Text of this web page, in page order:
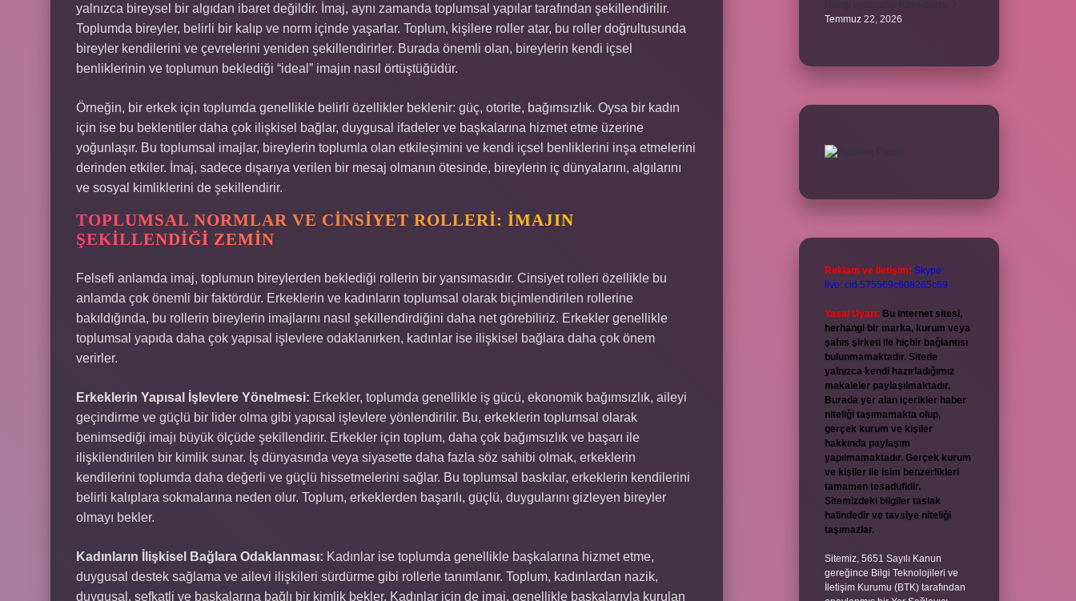
yalnızca bireysel bir algıdan ibaret değildir. İmaj, aynı zamanda toplumsal yapılar tarafından şekillendirilir.
Toplumda bireyler, belirli bir kalıp ve norm içinde yaşarlar. Toplum, kişilere roller atar, bu roller doğrultusunda
bireyler kendilerini ve çevrelerini yeniden şekillendirirler. Burada önemli olan, bireylerin kendi içsel
benliklerinin ve toplumun beklediği “ideal” imajın nasıl örtüştüğüdür.
Örneğin, bir erkek için toplumda genellikle belirli özellikler beklenir: güç, otorite, bağımsızlık. Oysa bir kadın
için ise bu beklentiler daha çok ilişkisel bağlar, duygusal ifadeler ve başkalarına hizmet etme üzerine
yoğunlaşır. Bu toplumsal imajlar, bireylerin toplumla olan etkileşimini ve kendi içsel benliklerini inşa etmelerini
derinden etkiler. İmaj, sadece dışarıya verilen bir mesaj olmanın ötesinde, bireylerin iç dünyalarını, algılarını
ve sosyal kimliklerini de şekillendirir.
TOPLUMSAL NORMLAR VE CINSIYET ROLLERI: İMAJIN
ŞEKILLENDIĞI ZEMIN
Felsefi anlamda imaj, toplumun bireylerden beklediği rollerin bir yansımasıdır. Cinsiyet rolleri özellikle bu
anlamda çok önemli bir faktördür. Erkeklerin ve kadınların toplumsal olarak biçimlendirilen rollerine
bakıldığında, bu rollerin bireylerin imajlarını nasıl şekillendirdiğini daha net görebiliriz. Erkekler genellikle
toplumsal yapıda daha çok yapısal işlevlere odaklanırken, kadınlar ise ilişkisel bağlara daha çok önem
verirler.
Erkeklerin Yapısal İşlevlere Yönelmesi: Erkekler, toplumda genellikle iş gücü, ekonomik bağımsızlık, aileyi
geçindirme ve güçlü bir lider olma gibi yapısal işlevlere yönlendirilir. Bu, erkeklerin toplumsal olarak
benimsediği imajı büyük ölçüde şekillendirir. Erkekler için toplum, daha çok bağımsızlık ve başarı ile
ilişkilendirilen bir kimlik sunar. İş dünyasında veya siyasette daha fazla söz sahibi olmak, erkeklerin
kendilerini toplumda daha değerli ve güçlü hissetmelerini sağlar. Bu toplumsal baskılar, erkeklerin kendilerini
belirli kalıplara sokmalarına neden olur. Toplum, erkeklerden başarılı, güçlü, duygularını gizleyen bireyler
olmayı bekler.
Kadınların İlişkisel Bağlara Odaklanması: Kadınlar ise toplumda genellikle başkalarına hizmet etme,
duygusal destek sağlama ve ailevi ilişkileri sürdürme gibi rollerle tanımlanır. Toplum, kadınlardan nazik,
duygusal, şefkatli ve başkalarına bağlı bir kimlik bekler. Kadınlar için de imaj, genellikle başkalarıyla kurulan
Temmuz 22, 2026
Reklam ve İletişim: Skype:
live:.cid.575569c608265c69
Yasal Uyarı: Bu internet sitesi,
herhangi bir marka, kurum veya
şahıs şirketi ile hiçbir bağlantısı
bulunmamaktadır. Sitede
yalnızca kendi hazırladığımız
makaleler paylaşılmaktadır.
Burada yer alan içerikler haber
niteliği taşımamakta olup,
gerçek kurum ve kişiler
hakkında paylaşım
yapılmamaktadır. Gerçek kurum
ve kişiler ile isim benzerlikleri
tamamen tesadüfidir.
Sitemizdeki bilgiler taslak
halindedir ve tavsiye niteliği
taşımazlar.
Sitemiz, 5651 Sayılı Kanun
gereğince Bilgi Teknolojileri ve
İletişim Kurumu (BTK) tarafından